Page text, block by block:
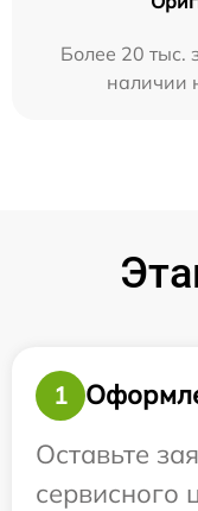
Более 20 тыс.
наличии
1
Оставьте
сервисного